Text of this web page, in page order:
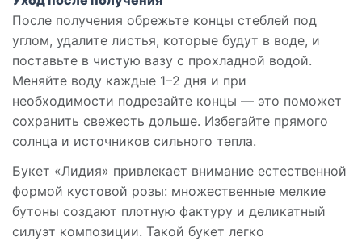
После получения обрежьте концы стеблей под
углом, удалите листья, которые будут в воде, и
поставьте в чистую вазу с прохладной водой.
Меняйте воду каждые 1–2 дня и при
необходимости подрезайте концы — это поможет
сохранить свежесть дольше. Избегайте прямого
солнца и источников сильного тепла.
Букет «Лидия» привлекает внимание естественной
формой кустовой розы: множественные мелкие
бутоны создают плотную фактуру и деликатный
силуэт композиции. Такой букет легко